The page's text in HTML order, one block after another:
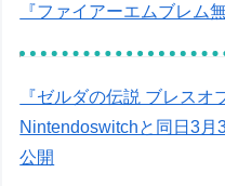
『ファイアーエムブレム
『ゼルダの伝説 ブレス
Nintendoswitchと同日3月
公開